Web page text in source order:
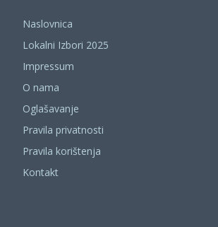
Naslovnica
Lokalni Izbori 2025
Impressum
O nama
Oglašavanje
Pravila privatnosti
Pravila korištenja
Kontakt